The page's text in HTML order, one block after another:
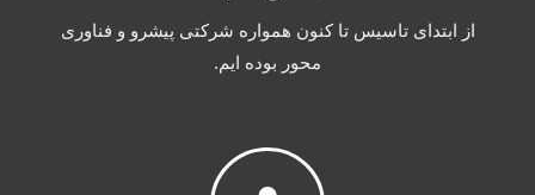
از ابتدای تاسیس تا کنون همواره شرکتی پیشرو و فناوری
محور بوده ایم.